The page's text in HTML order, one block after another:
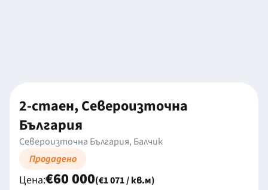
2-стаен, Североизточна
България
Североизточна България, Балчик
Продадено
Цена:€60 000(€1 071 / кв.м)